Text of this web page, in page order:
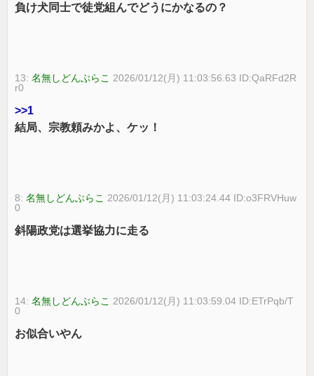
負け犬同士で徒党組んでどうにかなるの？
13:名無しどんぶらこ 2026/01/12(月) 11:03:56.63 ID:QaRFd2R
r0
>>1
結局、宗教頼みかよ、ケッ！
8:名無しどんぶらこ 2026/01/12(月) 11:03:24.44 ID:o3FRVHuw
0
斜陽政党は選挙協力に走る
14:名無しどんぶらこ 2026/01/12(月) 11:03:59.04 ID:ETrPqb/T
0
お似合いやん